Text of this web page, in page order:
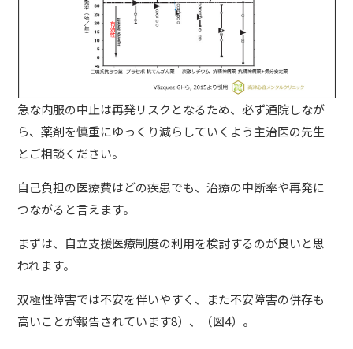
急な内服の中止は再発リスクとなるため、必ず通院しなが
ら、薬剤を慎重にゆっくり減らしていくよう主治医の先生
とご相談ください。
自己負担の医療費はどの疾患でも、治療の中断率や再発に
つながると言えます。
まずは、自立支援医療制度の利用を検討するのが良いと思
われます。
双極性障害では不安を伴いやすく、また不安障害の併存も
高いことが報告されています8）、（図4）。